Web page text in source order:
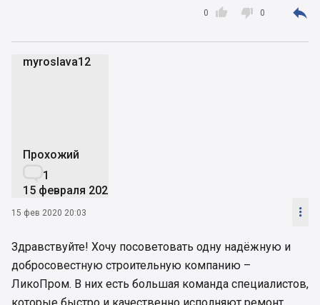

0  0 
myroslava12
Прохожий
1
15 февраля 2020
15 фев 2020 20:03 
Здравствуйте! Хочу посоветовать одну надёжную и
добросовестную строительную компанию –
ЛикоПром. В них есть большая команда специалистов,